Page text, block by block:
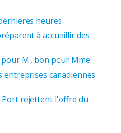
heures
à accueillir des
pour M., bon pour Mme
entreprises canadiennes
Port rejettent l'offre du